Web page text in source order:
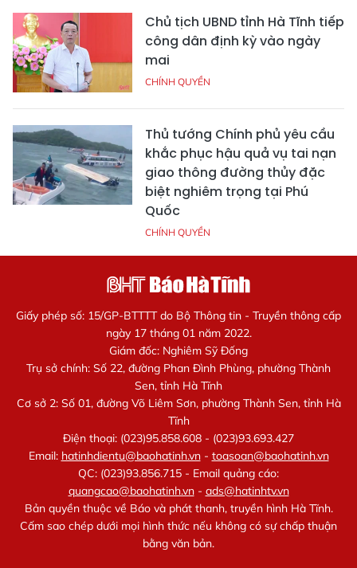
Chủ tịch UBND tỉnh Hà Tĩnh tiếp
công dân định kỳ vào ngày
mai
CHÍNH QUYỀN
Thủ tướng Chính phủ yêu cầu
khắc phục hậu quả vụ tai nạn
giao thông đường thủy đặc
biệt nghiêm trọng tại Phú
Quốc
CHÍNH QUYỀN
Giấy phép số: 15/GP-BTTTT do Bộ Thông tin - Truyền thông cấp
ngày 17 tháng 01 năm 2022.
Giám đốc: Nghiêm Sỹ Đống
Trụ sở chính: Số 22, đường Phan Đình Phùng, phường Thành
Sen, tỉnh Hà Tĩnh
Cơ sở 2: Số 01, đường Võ Liêm Sơn, phường Thành Sen, tỉnh Hà
Tĩnh
Điện thoại: (023)95.858.608 - (023)93.693.427
Email: hatinhdientu@baohatinh.vn- toasoan@baohatinh.vn
QC: (023)93.856.715 - Email quảng cáo:
quangcao@baohatinh.vn- ads@hatinhtv.vn
Bản quyền thuộc về Báo và phát thanh, truyền hình Hà Tĩnh.
Cấm sao chép dưới mọi hình thức nếu không có sự chấp thuận
bằng văn bản.